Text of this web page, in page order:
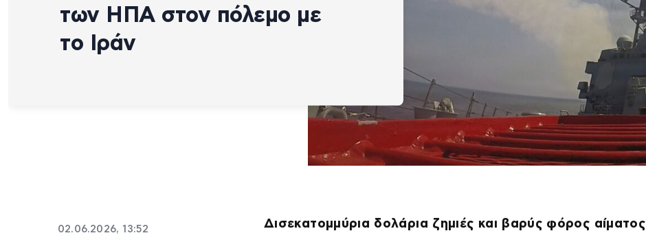
των ΗΠΑ στον πόλεμο με
το Ιράν
02.06.2026, 13:52 Δισεκατομμύρια δολάρια ζημιές και βαρύς φόρος αίματος